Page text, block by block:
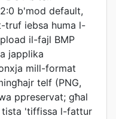
b'mod default,
truf iebsa huma l-
il-fajl BMP
japplika
mill-format
telf (PNG,
ppreservat; għal
tista 'tiffissa l-fattur